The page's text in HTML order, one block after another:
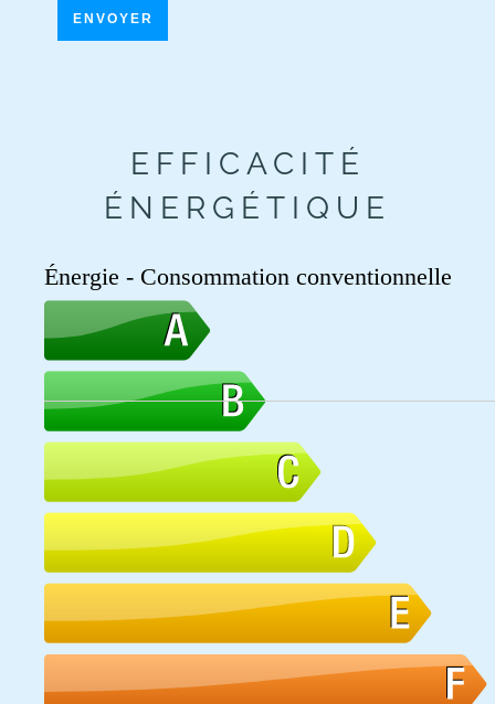
ENVOYER
EFFICACITÉ
ÉNERGÉTIQUE
Énergie - Consommation conventionnelle